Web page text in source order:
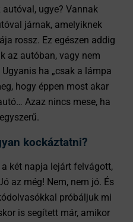
ugye? Vannak
járnak, amelyiknek
rossz. Ez egészen addig
az autóban, vagy nem
ha „csak a lámpa
hogy éppen most akar
Azaz nincs mese, ha
kockáztatni?
két napja lejárt felvágott,
az még! Nem, nem jó. És
próbáljuk mi
is segített már, amikor